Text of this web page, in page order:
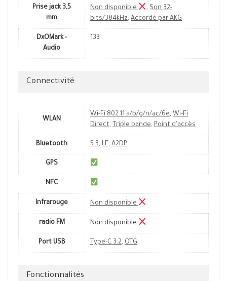
Prise jack 3,5
mm
Non disponible ,Son 32-
bits/384kHz, Accordé par AKG
DxOMark -
Audio
133
Connectivité
WLAN
Wi-Fi 802.11 a/b/g/n/ac/6e, Wi-Fi
Direct, Triple bande, Point d'accès
Bluetooth 5.3, LE, A2DP
GPS
NFC
Infrarouge Non disponible
radio FM Non disponible
Port USB Type-C 3.2, OTG
Fonctionnalités